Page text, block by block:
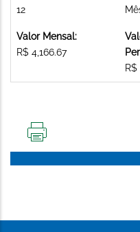
12
Valor Mensal:
R$ 4,166.67
PÁGINA